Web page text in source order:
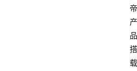
帝
产
品
搭
载